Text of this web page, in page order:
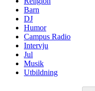
Barn
DJ
Humor
Campus Radio
Intervju
Jul
Musik
Utbildning